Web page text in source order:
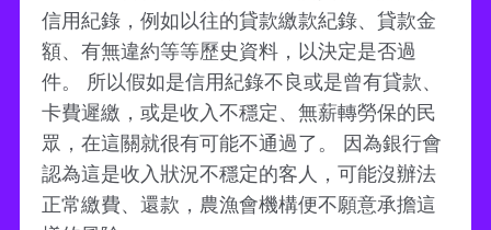
信用紀錄，例如以往的貸款繳款紀錄、貸款金
額、有無違約等等歷史資料，以決定是否過
件。 所以假如是信用紀錄不良或是曾有貸款、
卡費遲繳，或是收入不穩定、無薪轉勞保的民
眾，在這關就很有可能不通過了。 因為銀行會
認為這是收入狀況不穩定的客人，可能沒辦法
正常繳費、還款，農漁會機構便不願意承擔這